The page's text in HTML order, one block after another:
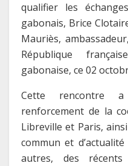
qualifier les
gabonais, Brice
Mauriès,
République
gabonaise, ce 02
Cette rencontre
renforcement de la
Libreville et Paris,
commun et
autres, des